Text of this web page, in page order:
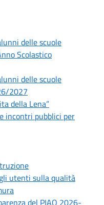
delle scuole
Scolastico
delle scuole
2027
della Lena”
incontri pubblici per
utenti sulla qualità
del PIAO 2026-